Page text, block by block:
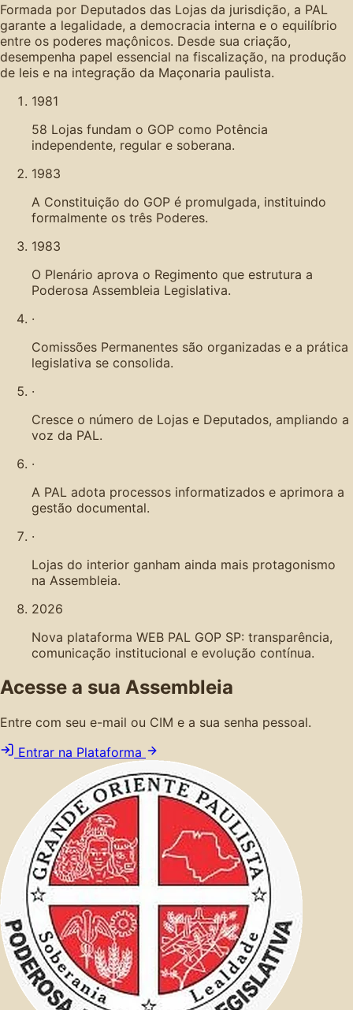
Formada por Deputados das Lojas da jurisdição, a PAL
garante a legalidade, a democracia interna e o equilíbrio
entre os poderes maçônicos. Desde sua criação,
desempenha papel essencial na fiscalização, na produção
de leis e na integração da Maçonaria paulista.
1981
58 Lojas fundam o GOP como Potência
independente, regular e soberana.
1983
A Constituição do GOP é promulgada, instituindo
formalmente os três Poderes.
1983
O Plenário aprova o Regimento que estrutura a
Poderosa Assembleia Legislativa.
·
Comissões Permanentes são organizadas e a prática
legislativa se consolida.
·
Cresce o número de Lojas e Deputados, ampliando a
voz da PAL.
·
A PAL adota processos informatizados e aprimora a
gestão documental.
·
Lojas do interior ganham ainda mais protagonismo
na Assembleia.
2026
Nova plataforma WEB PAL GOP SP: transparência,
comunicação institucional e evolução contínua.
Acesse a sua Assembleia
Entre com seu e-mail ou CIM e a sua senha pessoal.
Entrar na Plataforma